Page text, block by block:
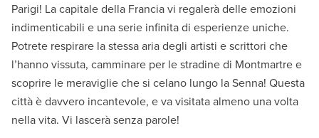
Parigi! La capitale della Francia vi regalerà delle emozioni
indimenticabili e una serie infinita di esperienze uniche.
Potrete respirare la stessa aria degli artisti e scrittori che
l’hanno vissuta, camminare per le stradine di Montmartre e
scoprire le meraviglie che si celano lungo la Senna! Questa
città è davvero incantevole, e va visitata almeno una volta
nella vita. Vi lascerà senza parole!